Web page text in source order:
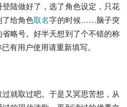
陆做好了，选了角色设定，只花
给角色取名字的时候……脑子突
略号。好半天想到了个不错的称
有用户使用请重新填写。
就取过吧。于是又冥思苦想，从